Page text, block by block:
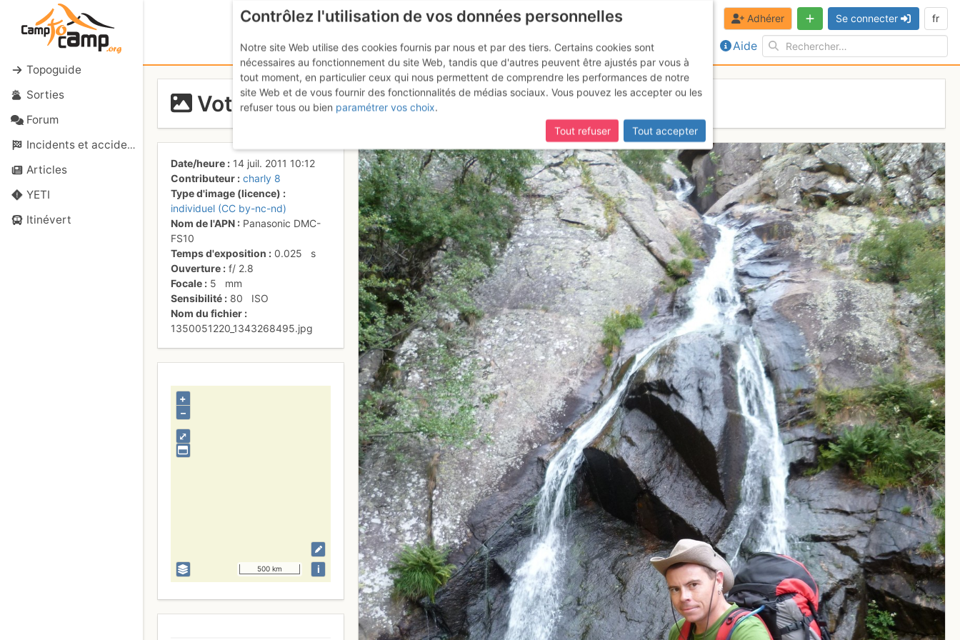
Topoguide
Sorties
Forum
Incidents et accidents
Articles
YETI
Itinévert
Aide
Adhérer Se connecter fr
Votre serviteur
Date/heure
14 juil. 2011 10:12
Contributeur
charly 8
Type d'image (licence)
individuel (CC by-nc-nd)
Nom de l'APN
Panasonic DMC-
FS10
Temps d'exposition
0.025
s
Ouverture
f/2.8
Focale
5
mm
Sensibilité
80
ISO
Nom du fichier
1350051220_1343268495.jpg
⤢
+
–
500 km i
Contrôlez l'utilisation de vos données personnelles
Notre site Web utilise des cookies fournis par nous et par des tiers. Certains cookies sont
nécessaires au fonctionnement du site Web, tandis que d'autres peuvent être ajustés par vous à
tout moment, en particulier ceux qui nous permettent de comprendre les performances de notre
site Web et de vous fournir des fonctionnalités de médias sociaux. Vous pouvez les accepter ou les
refuser tous ou bien paramétrer vos choix.
Tout refuser
Tout accepter